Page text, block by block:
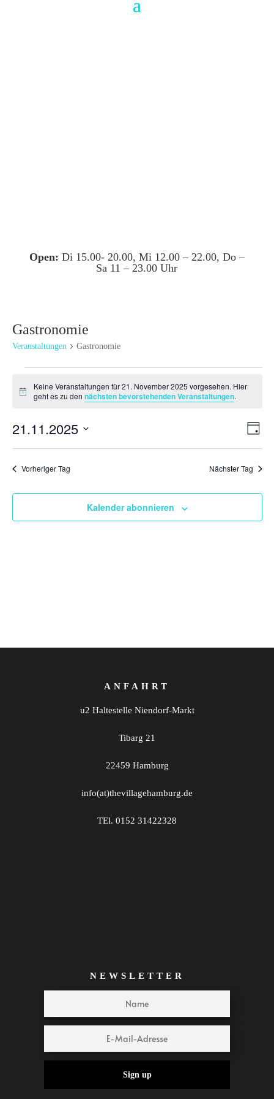
Open: Di 15.00- 20.00, Mi 12.00 – 22.00, Do –
Sa 11 – 23.00 Uhr
Gastronomie
Veranstaltungen Gastronomie
für
November
2025
Hinweis
Keine Veranstaltungen für 21. November 2025 vorgesehen. Hier
geht es zu dennächsten bevorstehenden Veranstaltungen.
Tag
21.11.2025
Vorheriger Tag Nächster Tag
Kalender abonnieren
ANFAHRT
u2 Haltestelle Niendorf-Markt
Tibarg 21
22459 Hamburg
info(at)thevillagehamburg.de
TEl. 0152 31422328
NEWSLETTER
Sign up